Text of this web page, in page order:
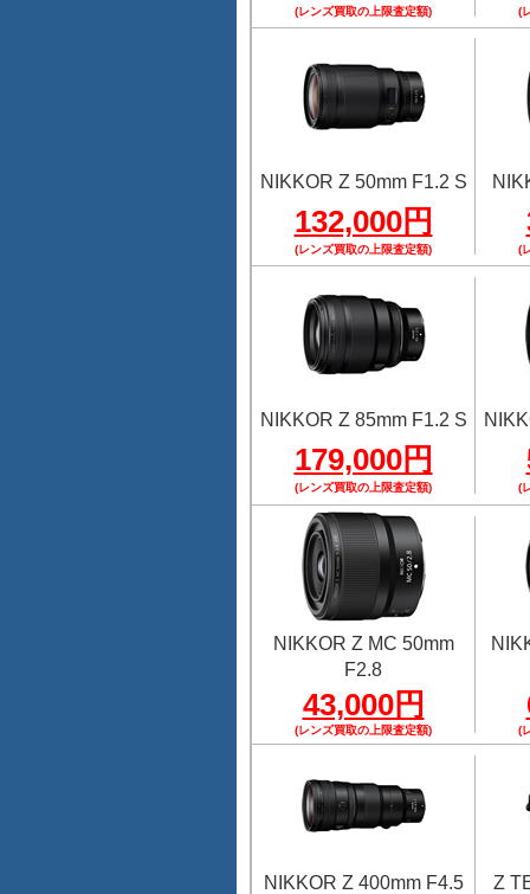
(レンズ買取の上限査定額) (
NIKKOR Z 50mm F1.2 S
132,000円
(レンズ買取の上限査定額) (
NIKKOR Z 85mm F1.2 S
179,000円
(レンズ買取の上限査定額) (
NIKKOR Z MC 50mm
F2.8
43,000円
(レンズ買取の上限査定額) (
NIKKOR Z 400mm F4.5
Z